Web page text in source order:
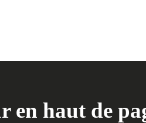
en haut de